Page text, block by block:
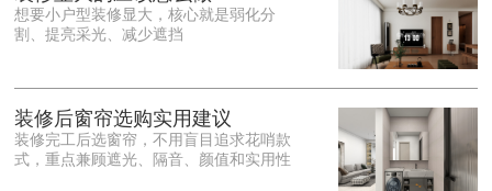
想要小户型装修显大，核心就是弱化分
割、提亮采光、减少遮挡
装修后窗帘选购实用建议
装修完工后选窗帘，不用盲目追求花哨款
式，重点兼顾遮光、隔音、颜值和实用性